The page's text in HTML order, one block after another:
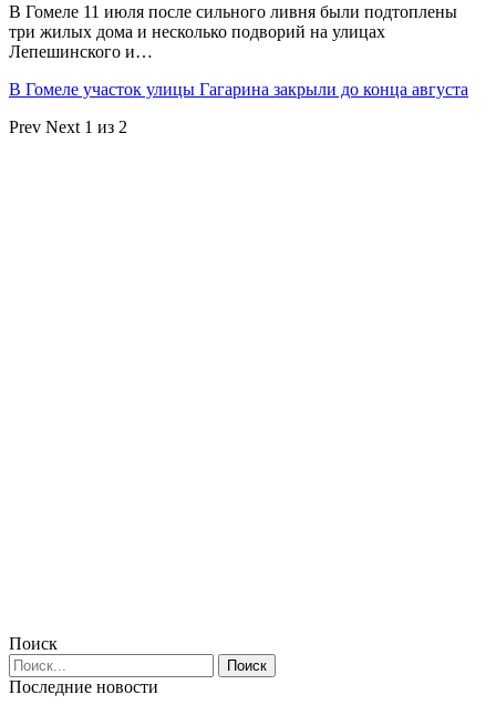
В Гомеле 11 июля после сильного ливня были подтоплены
три жилых дома и несколько подворий на улицах
Лепешинского и…
В Гомеле участок улицы Гагарина закрыли до конца августа
Prev Next 1 из 2
Поиск
Последние новости